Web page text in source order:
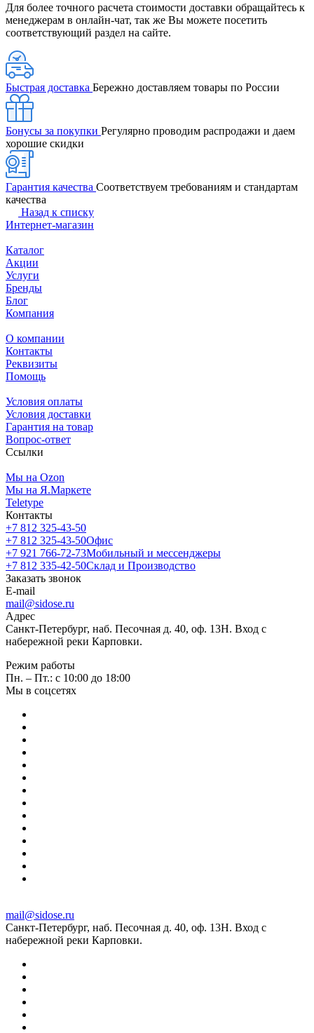
Для более точного расчета стоимости доставки обращайтесь к
менеджерам в онлайн-чат, так же Вы можете посетить
соответствующий раздел на сайте.
Быстрая доставка Бережно доставляем товары по России
Бонусы за покупки Регулярно проводим распродажи и даем
хорошие скидки
Гарантия качества Соответствуем требованиям и стандартам
качества
Назад к списку
Интернет-магазин
Каталог
Акции
Услуги
Бренды
Блог
Компания
О компании
Контакты
Реквизиты
Помощь
Условия оплаты
Условия доставки
Гарантия на товар
Вопрос-ответ
Ссылки
Мы на Ozon
Мы на Я.Маркете
Teletype
Контакты
+7 812 325-43-50
+7 812 325-43-50Офис
+7 921 766-72-73Мобильный и мессенджеры
+7 812 335-42-50Склад и Производство
Заказать звонок
E-mail
mail@sidose.ru
Адрес
Санкт-Петербург, наб. Песочная д. 40, оф. 13Н. Вход с
набережной реки Карповки.
Режим работы
Пн. – Пт.: с 10:00 до 18:00
Мы в соцсетях
mail@sidose.ru
Санкт-Петербург, наб. Песочная д. 40, оф. 13Н. Вход с
набережной реки Карповки.